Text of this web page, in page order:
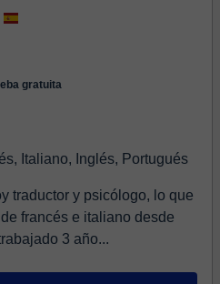
gratuita
Italiano, Inglés, Portugués
traductor y psicólogo, lo que
francés e italiano desde
y trabajado 3 año...